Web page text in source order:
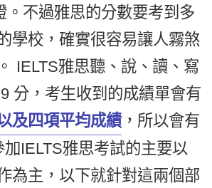
化
材
。不過雅思的分數要考到多
學校，確實很容易讓人霧煞
IELTS雅思聽、說、讀、寫
分，考生收到的成績單會有
及四項平均成績，所以會有
IELTS雅思考試的主要以
為主，以下就針對這兩個部